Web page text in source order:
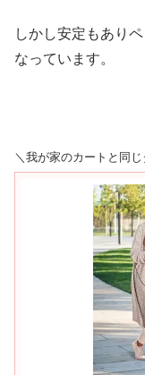
しかし安定もあり
なっています。
＼我が家のカートと同じ